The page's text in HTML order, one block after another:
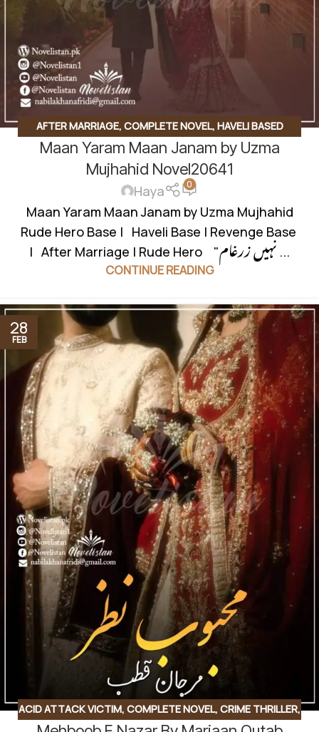
AFTER MARRIAGE, COMPLETE NOVEL, HAVELI BASED
NOVELS,REVENGE BASED NOVELS,ROMANTIC URDU
NOVEL,RUDE HERO BASED
Maan Yaram Maan Janam by Uzma
Mujhahid Novel20641
Haya 0
Maan Yaram Maan Janam by Uzma Mujhahid
Rude Hero Base | Haveli Base | Revenge Base
| After Marriage | Rude Hero "نہیں زرغام ...
CONTINUE READING
28
FEB
ACID ATTACK VICTIM, COMPLETE NOVEL, CRIME THRILLER,
FRIENDSHIP BASED,HAVELI BASED NOVELS ,MURDER